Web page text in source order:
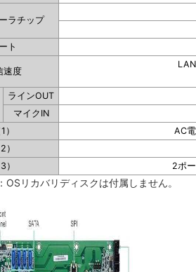
ラチップ
ト
速度
ラインOUT
マイクIN
1）
AC
2）
3）
2ポ
リカバリディスクは付属しません。